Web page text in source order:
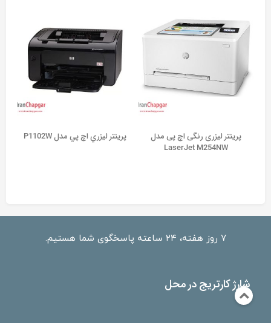
پرینتر لیزری رنگی اچ پی مدل
LaserJet M254NW
پرينتر ليزري اچ پي مدل P1102W
۷ روز هفته، ۲۴ ساعته پاسخگوی شما هستیم.
شارژ کارتریج در محل